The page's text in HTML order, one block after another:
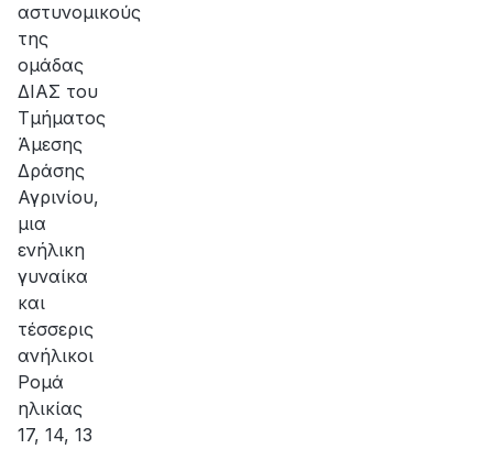
αστυνομικούς
της
ομάδας
ΔΙΑΣ του
Τμήματος
Άμεσης
Δράσης
Αγρινίου,
μια
ενήλικη
γυναίκα
και
τέσσερις
ανήλικοι
Ρομά
ηλικίας
17, 14, 13